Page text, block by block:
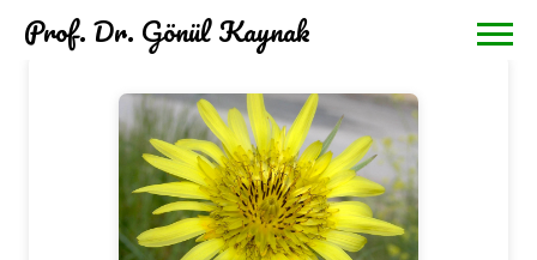
Prof. Dr. Gönül Kaynak